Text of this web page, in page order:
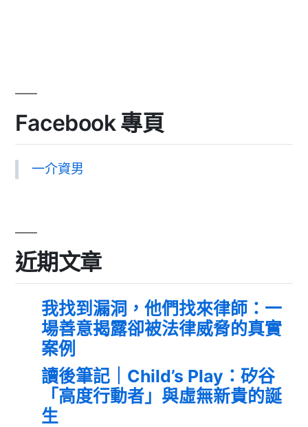
Facebook 專頁
一介資男
近期文章
我找到漏洞，他們找來律師：一
場善意揭露卻被法律威脅的真實
案例
讀後筆記｜Child’s Play：矽谷
「高度行動者」與虛無新貴的誕
生